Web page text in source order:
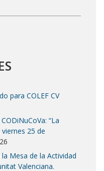
para COLEF CV
“La
25 de
la Mesa de la Actividad
Valenciana.